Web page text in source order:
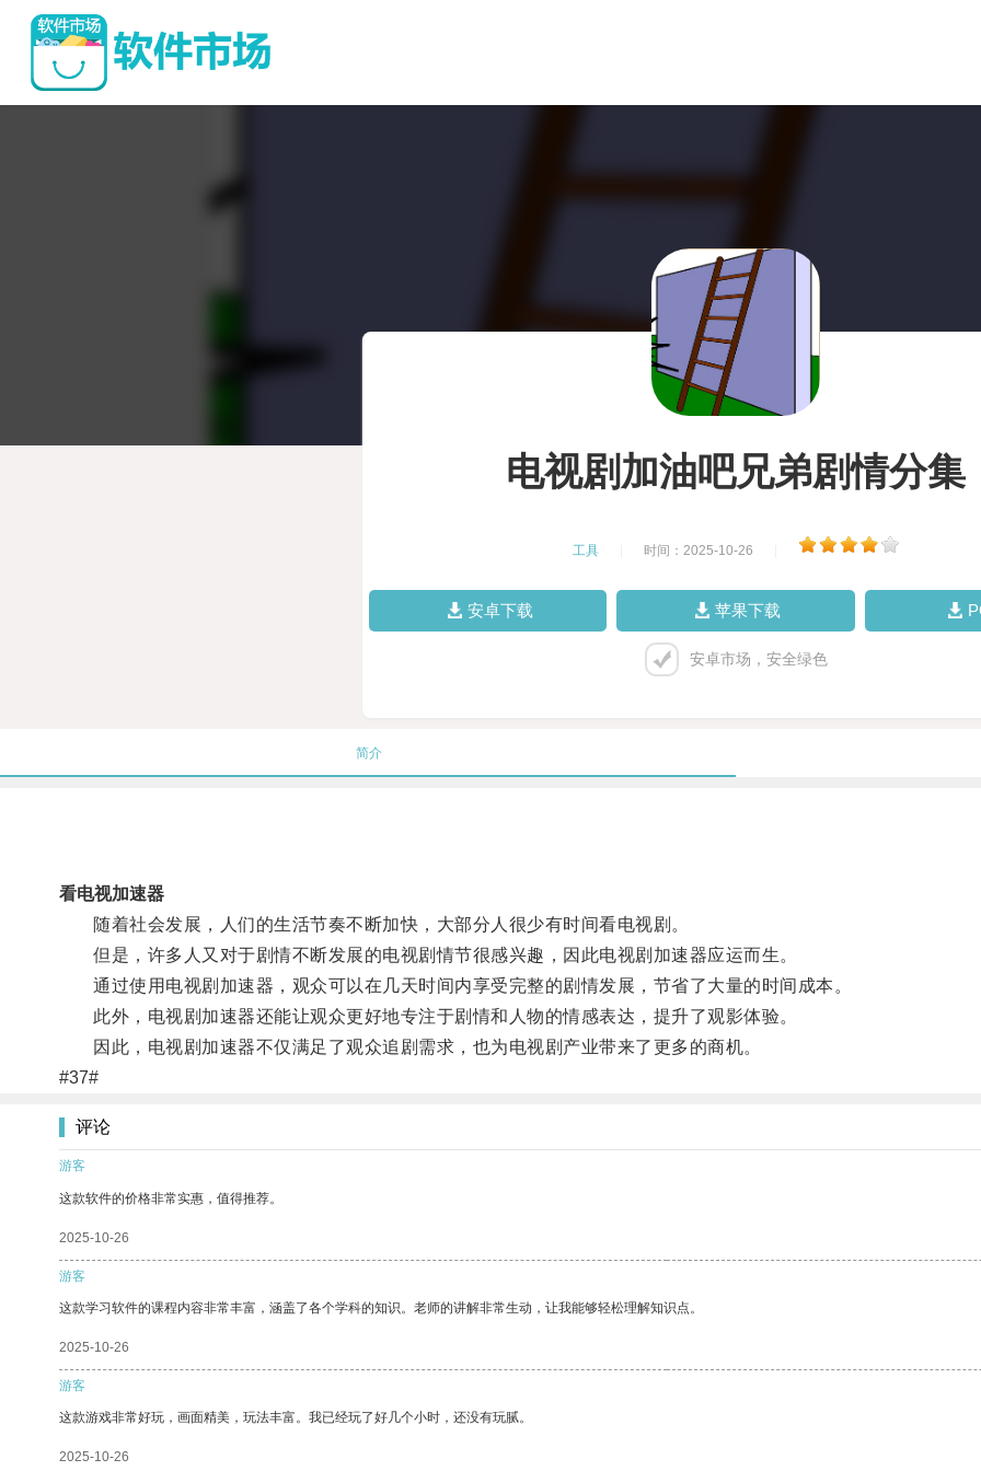
电视剧加油吧兄弟剧情分集
工具 时间：2025-10-26
安卓下载 苹果下载
安卓市场，安全绿色
简介
看电视加速器
随着社会发展，人们的生活节奏不断加快，大部分人很少有时间看电视剧。
但是，许多人又对于剧情不断发展的电视剧情节很感兴趣，因此电视剧加速器应运而生。
通过使用电视剧加速器，观众可以在几天时间内享受完整的剧情发展，节省了大量的时间成本。
此外，电视剧加速器还能让观众更好地专注于剧情和人物的情感表达，提升了观影体验。
因此，电视剧加速器不仅满足了观众追剧需求，也为电视剧产业带来了更多的商机。
#37#
评论
游客
这款软件的价格非常实惠，值得推荐。
2025-10-26
游客
这款学习软件的课程内容非常丰富，涵盖了各个学科的知识。老师的讲解非常生动，让我能够轻松理解知识点。
2025-10-26
游客
这款游戏非常好玩，画面精美，玩法丰富。我已经玩了好几个小时，还没有玩腻。
2025-10-26